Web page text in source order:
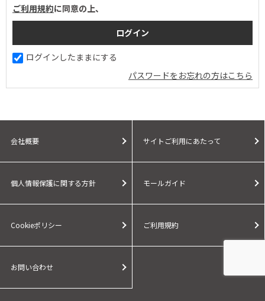
ご利用規約に同意の上、
ログインしたままにする
パスワードをお忘れの方はこちら
会社概要 サイトご利用にあたって
個人情報保護に関する方針 モールガイド
Cookieポリシー ご利用規約
お問い合わせ